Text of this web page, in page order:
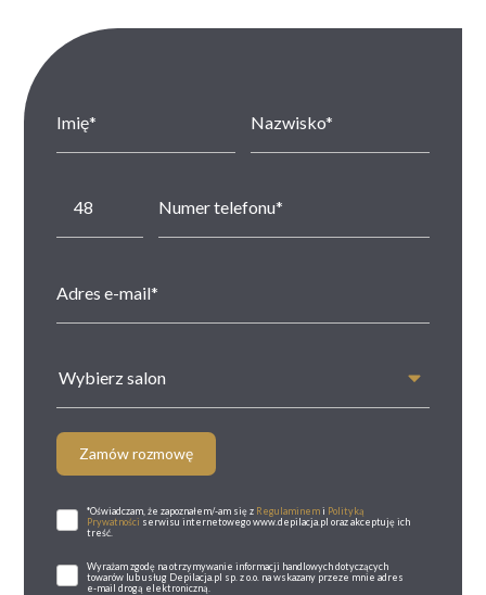
Wybierz salon
Zamów rozmowę
*Oświadczam, że zapoznałem/-am się z Regulaminemi Polityką
Prywatności serwisu internetowego www.depilacja.pl oraz akceptuję ich
treść.
Wyrażam zgodę na otrzymywanie informacji handlowych dotyczących
towarów lub usług Depilacja.pl sp. z o.o. na wskazany przeze mnie adres
e-mail drogą elektroniczną.